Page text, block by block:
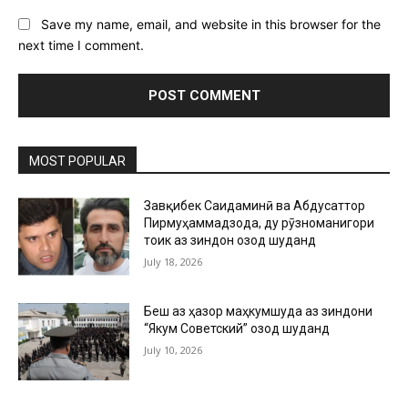
Save my name, email, and website in this browser for the
next time I comment.
MOST POPULAR
Завқибек Саидаминӣ ва Абдусаттор
Пирмуҳаммадзода, ду рӯзноманигори
тоҷик аз зиндон озод шуданд
July 18, 2026
Беш аз ҳазор маҳкумшуда аз зиндони
“Якум Советский” озод шуданд
July 10, 2026